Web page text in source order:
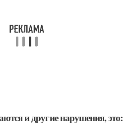
и другие нарушения, это: